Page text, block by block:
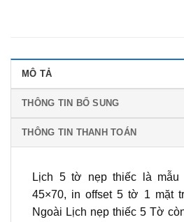
MÔ TẢ
THÔNG TIN BỔ SUNG
THÔNG TIN THANH TOÁN
Lịch 5 tờ nẹp thiếc là
45×70, in offset 5 tờ 1 mặt
Ngoài Lịch nẹp thiếc 5 Tờ